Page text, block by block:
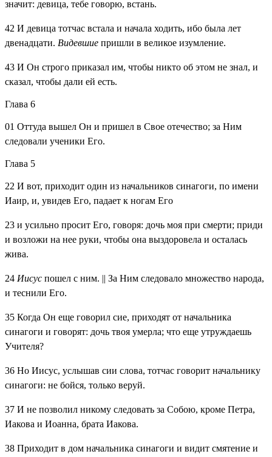
значит: девица, тебе говорю, встань.
42 И девица тотчас встала и начала ходить, ибо была лет
двенадцати. Видевшие пришли в великое изумление.
43 И Он строго приказал им, чтобы никто об этом не знал, и
сказал, чтобы дали ей есть.
Глава 6
01 Оттуда вышел Он и пришел в Свое отечество; за Ним
следовали ученики Его.
Глава 5
22 И вот, приходит один из начальников синагоги, по имени
Иаир, и, увидев Его, падает к ногам Его
23 и усильно просит Его, говоря: дочь моя при смерти; приди
и возложи на нее руки, чтобы она выздоровела и осталась
жива.
24 Иисус пошел с ним. || За Ним следовало множество народа,
и теснили Его.
35 Когда Он еще говорил сие, приходят от начальника
синагоги и говорят: дочь твоя умерла; что еще утруждаешь
Учителя?
36 Но Иисус, услышав сии слова, тотчас говорит начальнику
синагоги: не бойся, только веруй.
37 И не позволил никому следовать за Собою, кроме Петра,
Иакова и Иоанна, брата Иакова.
38 Приходит в дом начальника синагоги и видит смятение и